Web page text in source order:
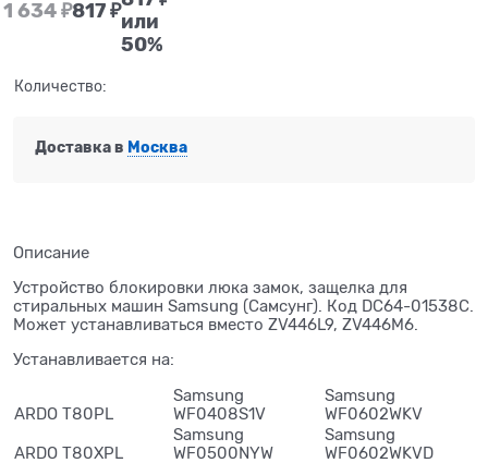
1 634 ₽817 ₽или
50%
Количество:
Доставка в Москва
Описание
Устройство блокировки люка замок, защелка для
стиральных машин Samsung (Самсунг). Код DC64-01538C.
Может устанавливаться вместо ZV446L9, ZV446M6.
Устанавливается на:
ARDO T80PL
Samsung
WF0408S1V
Samsung
WF0602WKV
ARDO T80XPL
Samsung
WF0500NYW
Samsung
WF0602WKVD